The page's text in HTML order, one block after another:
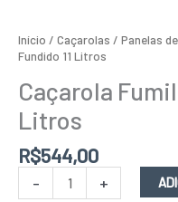
Início / Caçarolas / Panelas
Fundido 11 Litros
Caçarola
Litros
R$544,00
- +